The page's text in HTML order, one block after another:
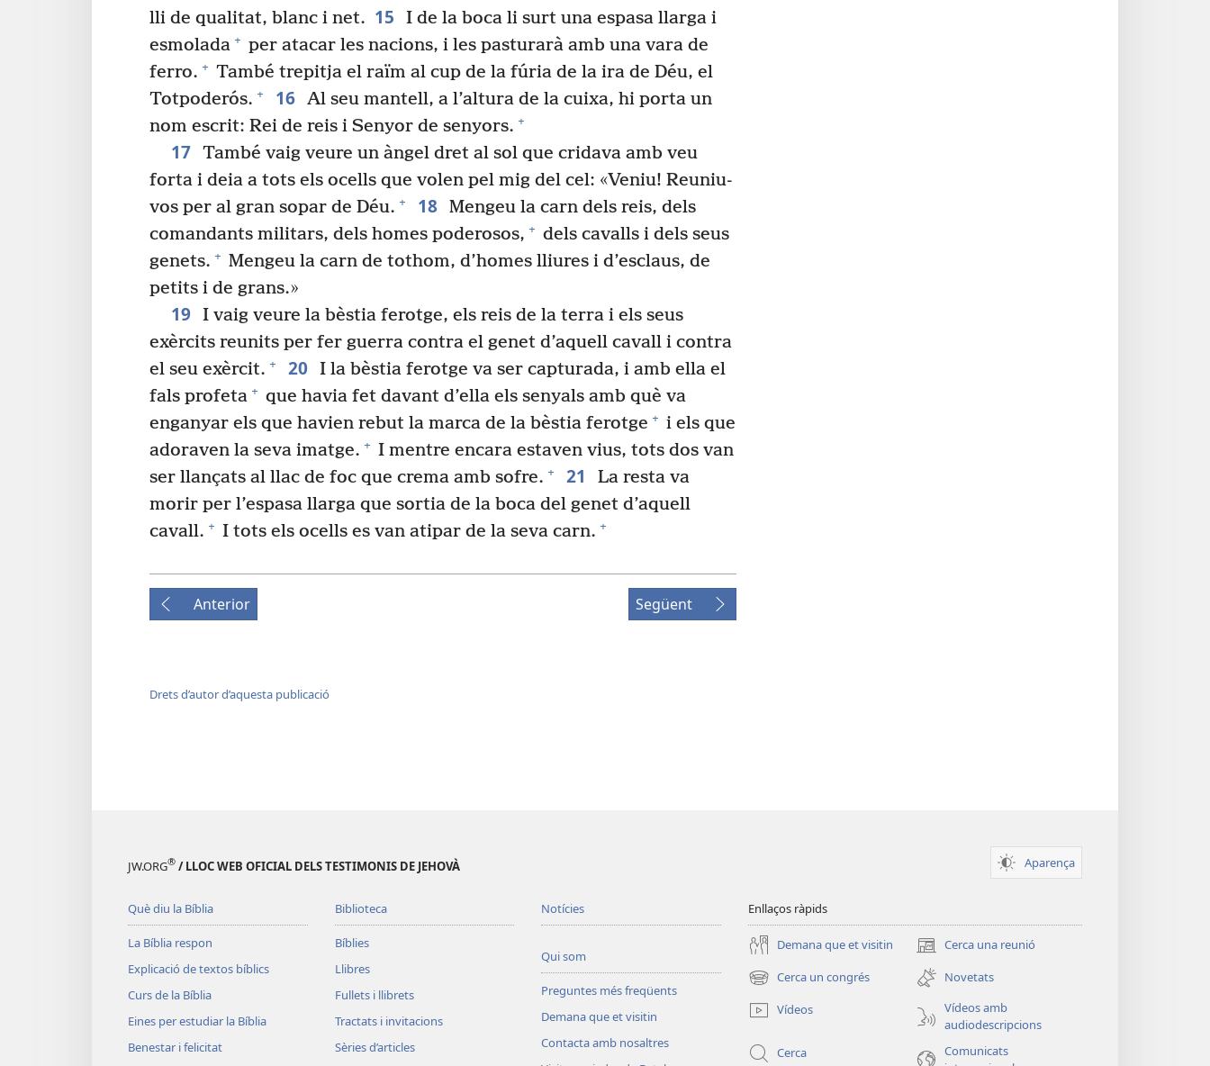
lli de qualitat, blanc i net. 15
I de la boca li surt una espasa llarga i
esmolada + per atacar les nacions, i les pasturarà amb una vara de
ferro. + També trepitja el raïm al cup de la fúria de la ira de Déu, el
Totpoderós. + 16 Al seu mantell, a l’altura de la cuixa, hi porta un
nom escrit: Rei de reis i Senyor de senyors. +
17 També vaig veure un àngel dret al sol que cridava amb veu
forta i deia a tots els ocells que volen pel mig del cel: «Veniu! Reuniu-
vos per al gran sopar de Déu. + 18 Mengeu la carn dels reis, dels
comandants militars, dels homes poderosos, + dels cavalls i dels seus
genets. + Mengeu la carn de tothom, d’homes lliures i d’esclaus, de
petits i de grans.»
19 I vaig veure la bèstia ferotge, els reis de la terra i els seus
exèrcits reunits per fer guerra contra el genet d’aquell cavall i contra
el seu exèrcit. + 20 I la bèstia ferotge va ser capturada, i amb ella el
fals profeta + que havia fet davant d’ella els senyals amb què va
enganyar els que havien rebut la marca de la bèstia ferotge + i els que
adoraven la seva imatge. + I mentre encara estaven vius, tots dos van
ser llançats al llac de foc que crema amb sofre. + 21
La resta va
morir per l’espasa llarga que sortia de la boca del genet d’aquell
cavall. + I tots els ocells es van atipar de la seva carn. +
Anterior Següent
Drets d’autor d’aquesta publicació
JW.ORG® / LLOC WEB OFICIAL DELS TESTIMONIS DE JEHOVÀ Aparença
Què diu la Bíblia
La Bíblia respon
Explicació de textos bíblics
Curs de la Bíblia
Eines per estudiar la Bíblia
Benestar i felicitat
Biblioteca
Bíblies
Llibres
Fullets i llibrets
Tractats i invitacions
Sèries d’articles
Notícies
Qui som
Preguntes més freqüents
Demana que et visitin
Contacta amb nosaltres
Enllaços ràpids
Demana que et visitin Cerca una reunió
(obre
una
finestra
nova)
Cerca un congrés
(obre
una
finestra
Novetats
Vídeos
Vídeos amb
audiodescripcions
Cerca
Comunicats